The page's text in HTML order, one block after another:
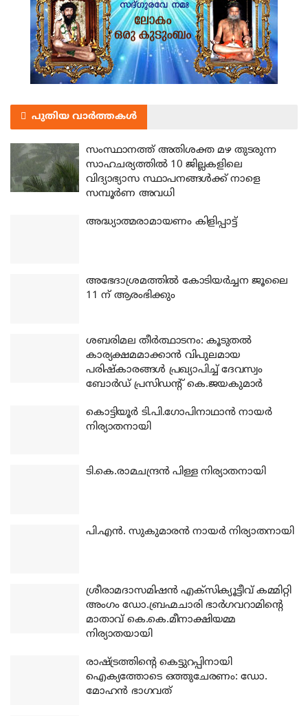
പുതിയ വാർത്തകൾ
സംസ്ഥാനത്ത് അതിശക്ത മഴ തുടരുന്ന
സാഹചര്യത്തിൽ 10 ജില്ലകളിലെ
വിദ്യാഭ്യാസ സ്ഥാപനങ്ങൾക്ക് നാളെ
സമ്പൂർണ അവധി
അദ്ധ്യാത്മരാമായണം കിളിപ്പാട്ട്
അഭേദാശ്രമത്തില്‍ കോടിയര്‍ച്ചന ജൂലൈ
11 ന് ആരംഭിക്കും
ശബരിമല തീര്‍ത്ഥാടനം: കൂടുതല്‍
കാര്യക്ഷമമാക്കാന്‍ വിപുലമായ
പരിഷ്‌കാരങ്ങള്‍ പ്രഖ്യാപിച്ച് ദേവസ്വം
ബോര്‍ഡ് പ്രസിഡന്റ് കെ.ജയകുമാര്‍
കൊട്ടിയൂര്‍ ടി.പി.ഗോപിനാഥാന്‍ നായര്‍
നിര്യാതനായി
ടി.കെ.രാമചന്ദ്രന്‍ പിള്ള നിര്യാതനായി
പി.എന്‍. സുകുമാരന്‍ നായര്‍ നിര്യാതനായി
ശ്രീരാമദാസമിഷന്‍ എക്‌സിക്യൂട്ടീവ് കമ്മിറ്റി
അംഗം ഡോ.ബ്രഹ്മചാരി ഭാര്‍ഗവറാമിന്റെ
മാതാവ് കെ.കെ.മീനാക്ഷിയമ്മ
നിര്യാതയായി
രാഷ്ട്രത്തിന്റെ കെട്ടുറപ്പിനായി
ഐക്യത്തോടെ ഒത്തുചേരണം: ഡോ.
മോഹന്‍ ഭാഗവത്